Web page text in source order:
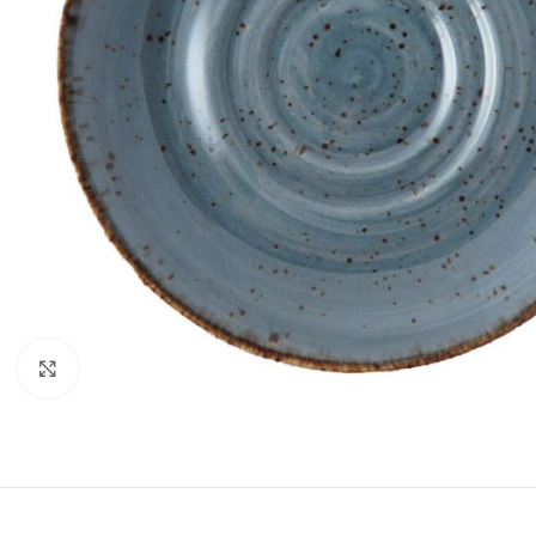
Meer dan 30 jaar het vertrouwde
met een zeer breed leveringsprogramma